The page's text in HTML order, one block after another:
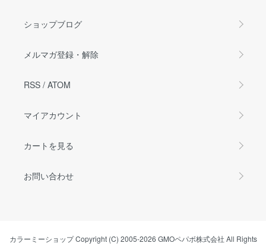
ショップブログ
メルマガ登録・解除
RSS / ATOM
マイアカウント
カートを見る
お問い合わせ
カラーミーショップCopyright (C) 2005-2026 GMOペパボ株式会社 All Rights